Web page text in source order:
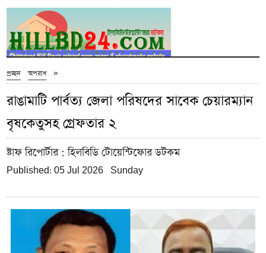
প্রচ্ছদ »
অপরাধ
রাঙামাটি পার্বত্য জেলা পরিষদের সাবেক চেয়ারম্যান
বৃষকেতুসহ গ্রেফতার ২
ষ্টাফ রিপোর্টার: হিলবিডি টোয়েন্টিফোর ডটকম
Published: 05 Jul 2026 Sunday